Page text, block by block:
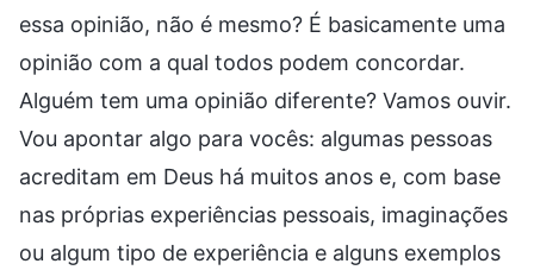
essa opinião, não é mesmo? É basicamente uma
opinião com a qual todos podem concordar.
Alguém tem uma opinião diferente? Vamos ouvir.
Vou apontar algo para vocês: algumas pessoas
acreditam em Deus há muitos anos e, com base
nas próprias experiências pessoais, imaginações
ou algum tipo de experiência e alguns exemplos